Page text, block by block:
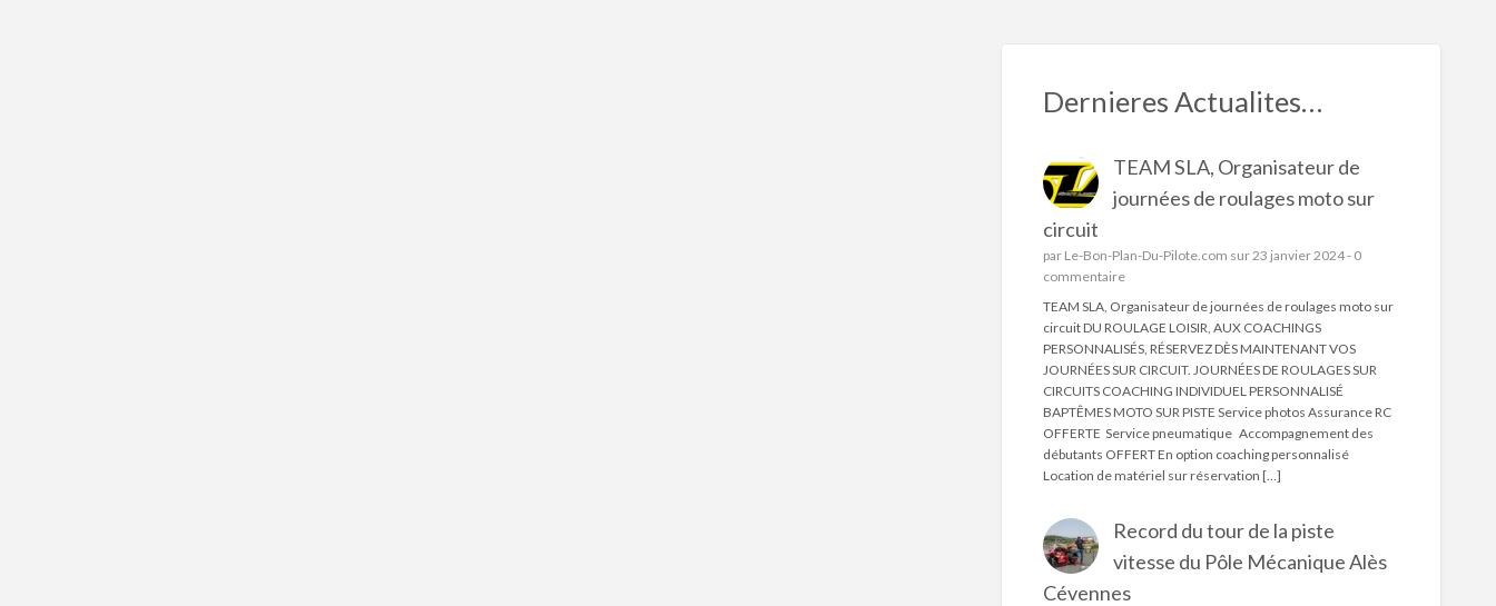
Dernieres Actualites…
TEAM SLA, Organisateur de
journées de roulages moto sur
circuit
par Le-Bon-Plan-Du-Pilote.com sur 23 janvier 2024 - 0
commentaire
TEAM SLA, Organisateur de journées de roulages moto sur
circuit DU ROULAGE LOISIR, AUX COACHINGS
PERSONNALISÉS, RÉSERVEZ DÈS MAINTENANT VOS
JOURNÉES SUR CIRCUIT. JOURNÉES DE ROULAGES SUR
CIRCUITS COACHING INDIVIDUEL PERSONNALISÉ
BAPTÊMES MOTO SUR PISTE Service photos Assurance RC
OFFERTE Service pneumatique Accompagnement des
débutants OFFERT En option coaching personnalisé
Location de matériel sur réservation […]
Record du tour de la piste
vitesse du Pôle Mécanique Alès
Cévennes